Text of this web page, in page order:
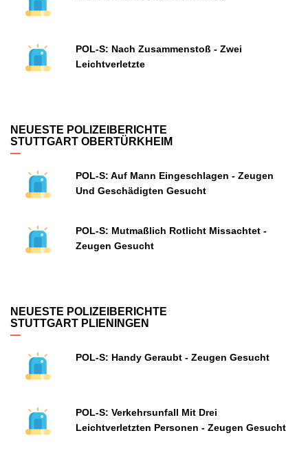
POL-S: Nach Zusammenstoß - Zwei
Leichtverletzte
NEUESTE POLIZEIBERICHTE
STUTTGART OBERTÜRKHEIM
POL-S: Auf Mann Eingeschlagen - Zeugen
Und Geschädigten Gesucht
POL-S: Mutmaßlich Rotlicht Missachtet -
Zeugen Gesucht
NEUESTE POLIZEIBERICHTE
STUTTGART PLIENINGEN
POL-S: Handy Geraubt - Zeugen Gesucht
POL-S: Verkehrsunfall Mit Drei
Leichtverletzten Personen - Zeugen Gesucht